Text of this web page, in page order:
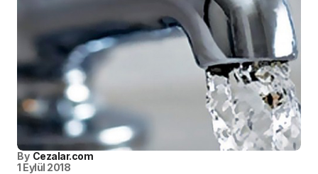
By Cezalar.com
1 Eylül 2018